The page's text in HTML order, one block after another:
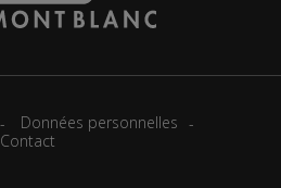
Données personnelles
Contact